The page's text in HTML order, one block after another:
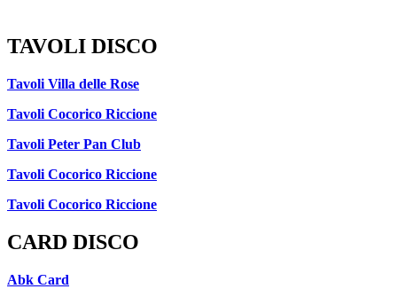
TAVOLI DISCO
Tavoli Villa delle Rose
Tavoli Cocorico Riccione
Tavoli Peter Pan Club
Tavoli Cocorico Riccione
Tavoli Cocorico Riccione
CARD DISCO
Abk Card